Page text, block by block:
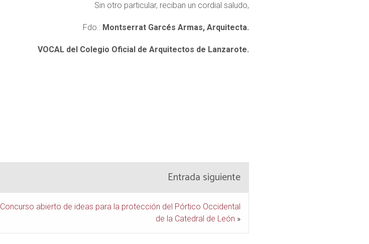
Sin otro particular, reciban un cordial saludo,
Fdo.: Montserrat Garcés Armas, Arquitecta.
VOCAL del Colegio Oficial de Arquitectos de Lanzarote.
Entrada siguiente
Concurso abierto de ideas para la protección del Pórtico Occidental
de la Catedral de León »